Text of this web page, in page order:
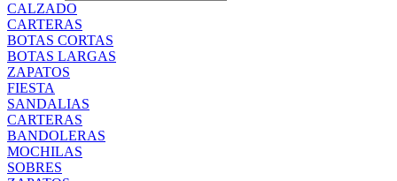
CALZADO
CARTERAS
BOTAS CORTAS
BOTAS LARGAS
ZAPATOS
FIESTA
SANDALIAS
CARTERAS
BANDOLERAS
MOCHILAS
SOBRES